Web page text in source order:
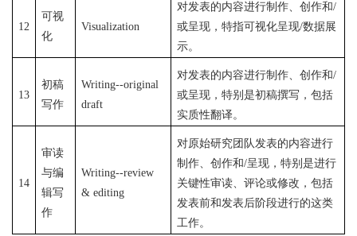
12
可视
化
Visualization
对发表的内容进行制作、创作和/
或呈现，特指可视化呈现/数据展
示。
13
初稿
写作
Writing--original
draft
对发表的内容进行制作、创作和/
或呈现，特别是初稿撰写，包括
实质性翻译。
14
审读
与编
辑写
作
Writing--review
& editing
对原始研究团队发表的内容进行
制作、创作和/呈现，特别是进行
关键性审读、评论或修改，包括
发表前和发表后阶段进行的这类
工作。